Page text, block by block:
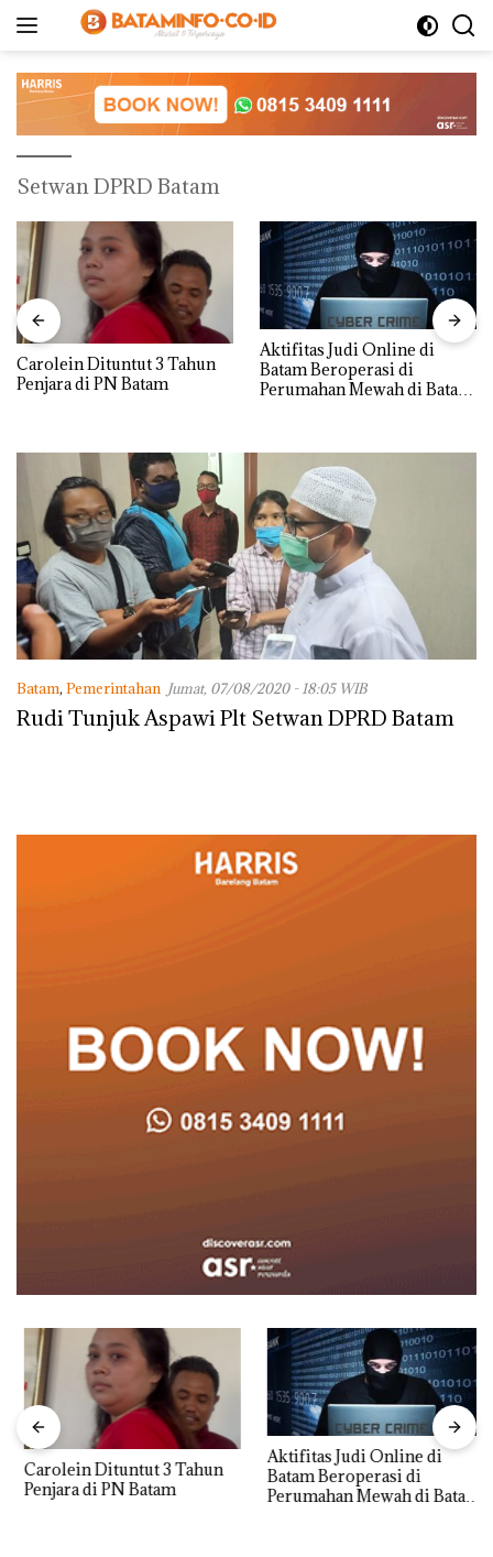
Setwan DPRD Batam
Carolein Dituntut 3 Tahun
Penjara di PN Batam
Aktifitas Judi Online di
Batam Beroperasi di
Perumahan Mewah di Batam
Batam, Pemerintahan Jumat, 07/08/2020 - 18:05 WIB
Rudi Tunjuk Aspawi Plt Setwan DPRD Batam
Carolein Dituntut 3 Tahun
Penjara di PN Batam
Aktifitas Judi Online di
Batam Beroperasi di
Perumahan Mewah di Batam